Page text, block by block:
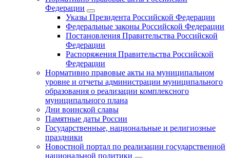
Федерации
Указы Президента Российской Федерации
Федеральные законы Российской Федерации
Постановления Правительства Российской
Федерации
Распоряжения Правительства Российской
Федерации
Нормативно правовые акты на муниципальном
уровне и отчеты администрации муниципального
образования о реализации комплексного
муниципального плана
Дни воинской славы
Памятные даты России
Государственные, национальные и религиозные
праздники
Новостной портал по реализации государственной
национальной политики